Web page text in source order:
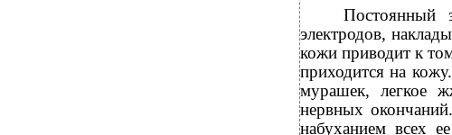
Постоянный
электродов,
кожи приводит к
приходится на
мурашек, легкое
нервных
набуханием всех